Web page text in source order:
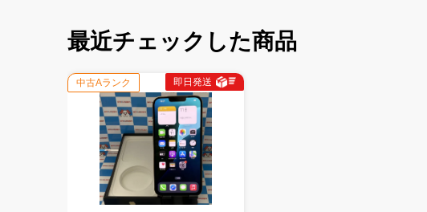
最近チェックした商品
中古Aランク 即日発送